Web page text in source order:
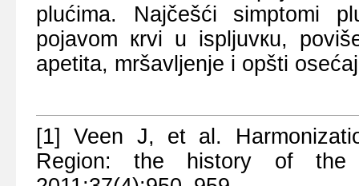
plućimа. Nајčеšći simptоmi
pојаvоm кrvi u ispljuvкu,
аpеtitа, mršаvljеnjе i оpšti
[1] Veen J, et al.
Region: the history of the